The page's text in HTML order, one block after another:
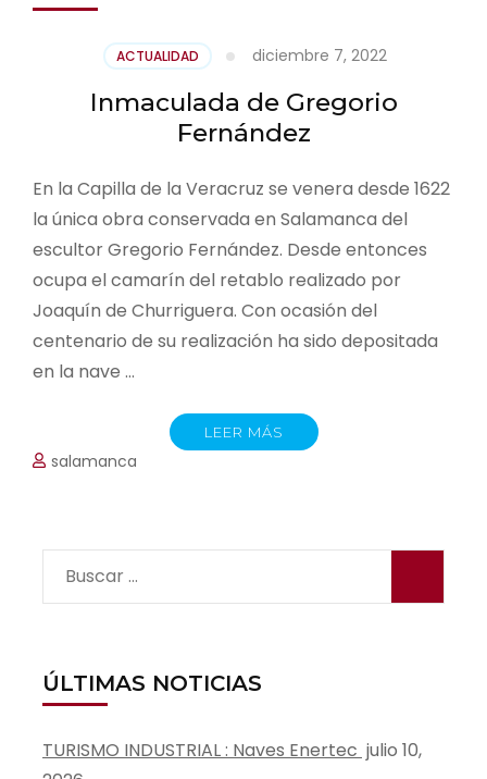
ACTUALIDAD diciembre 7, 2022
Inmaculada de Gregorio
Fernández
En la Capilla de la Veracruz se venera desde 1622
la única obra conservada en Salamanca del
escultor Gregorio Fernández. Desde entonces
ocupa el camarín del retablo realizado por
Joaquín de Churriguera. Con ocasión del
centenario de su realización ha sido depositada
en la nave …
LEER MÁS
salamanca
Buscar:
ÚLTIMAS NOTICIAS
TURISMO INDUSTRIAL : Naves Enertec julio 10,